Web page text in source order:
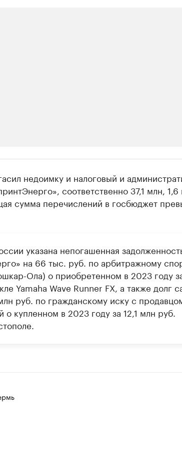
и продавцы медийной
в каталоге
недоимку и налоговый и
соответственно 37,1 млн, 1,6
сумма перечислений в госбюджет
указана непогашенная
на 66 тыс. руб. по арбитражному
Ола) о приобретенном в 2023 году
Yamaha Wave Runner FX, а также долг
руб. по гражданскому иску с
купленном в 2023 году за 12,1 млн руб.